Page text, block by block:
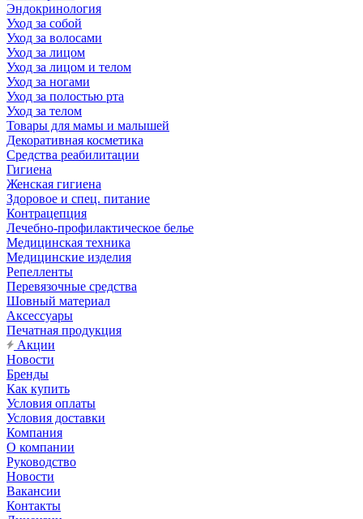
Эндокринология
Уход за собой
Уход за волосами
Уход за лицом
Уход за лицом и телом
Уход за ногами
Уход за полостью рта
Уход за телом
Товары для мамы и малышей
Декоративная косметика
Средства реабилитации
Гигиена
Женская гигиена
Здоровое и спец. питание
Контрацепция
Лечебно-профилактическое белье
Медицинская техника
Медицинские изделия
Репелленты
Перевязочные средства
Шовный материал
Аксессуары
Печатная продукция
Акции
Новости
Бренды
Как купить
Условия оплаты
Условия доставки
Компания
О компании
Руководство
Новости
Вакансии
Контакты